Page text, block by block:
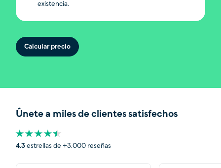
existencia.
Calcular precio
Únete a miles de clientes satisfechos
4.3 estrellas de +3.000 reseñas